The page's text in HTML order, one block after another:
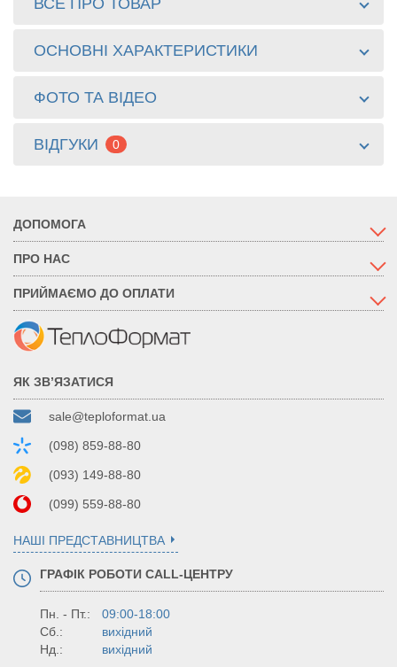
ОСНОВНІ ХАРАКТЕРИСТИКИ
ФОТО ТА ВІДЕО
ВІДГУКИ 0
ДОПОМОГА
ПРО НАС
ПРИЙМАЄМО ДО ОПЛАТИ
ЯК ЗВ’ЯЗАТИСЯ
sale@teploformat.ua
(098) 859-88-80
(093) 149-88-80
(099) 559-88-80
НАШІ ПРЕДСТАВНИЦТВА
ГРАФІК РОБОТИ CALL-ЦЕНТРУ
Пн. - Пт.:
09:00-18:00
Сб.:
вихідний
Нд.:
вихідний